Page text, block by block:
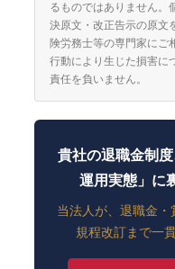
るものではありません。
決原文・改正告示の原文
険労務士等の専門家にご
行動により生じた損害に
責任を負いません。
貴社の退職金制
運用実態」に
当法人が、退職金・
規程改訂まで一